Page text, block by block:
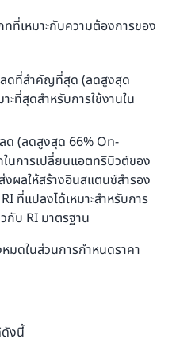
ทที่เหมาะกับความต้องการของ
ลดที่สำคัญที่สุด (ลดสูงสุด
ะที่สุดสำหรับการใช้งานใน
ลด (ลดสูงสุด 66% On-
นการเปลี่ยนแอตทริบิวต์ของ
ผลให้สร้างอินสแตนซ์สำรอง
ที่แปลงได้เหมาะสำหรับการ
กับ RI มาตรฐาน
มดในส่วนการกำหนดราคา
งนี้